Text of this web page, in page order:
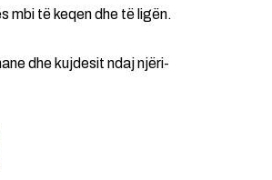
mbi të keqen dhe të ligën.
dhe kujdesit ndaj njëri-